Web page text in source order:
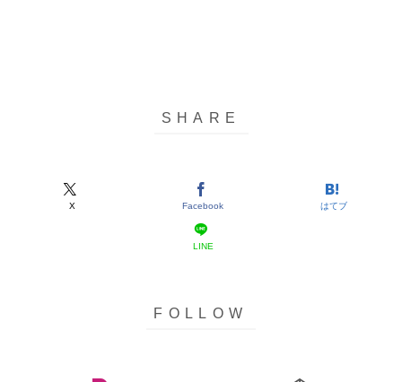
X Facebook はてブ
LINE